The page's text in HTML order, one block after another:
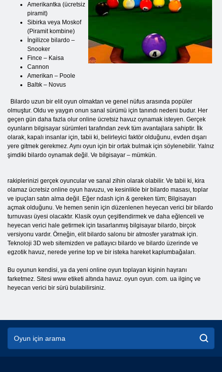
Amerikantka (ücretsiz
piramit)
Sibirka veya Moskof
(Piramit kombine)
İngilizce bilardo –
Snooker
Fince – Kaisa
Cannon
Amerikan – Poole
Baltık – Novus
Bilardo uzun bir elit oyun olmaktan ve genel nüfus arasında popüler
olmuştur. Oldu ve yaygın onun sanal sürümü için tanındı nedeni budur. Her
geçen gün daha fazla olur online ücretsiz havuz oynamak isteyen. Gerçek
oyunların bilgisayar sürümleri tarafından zevk tüm avantajlara sahiptir. İlk
olarak, kapalı insanlar için, tabii ki, belirleyici faktör olduğunu, evden dışarı
yere gitmek gerekmez. Aynı oyun için bir ortak bulmak için söylenebilir. Yalnız
şimdiki bilardo oynamak değil. Ve bilgisayar – mümkün.
rakiplerinizi gerçek oyuncular ve sanal zihin olarak olabilir. Ve tabii ki, kira
olamaz ücretsiz online oyun havuzu, ve kesinlikle bir bilardo masası, toplar
ve ipuçları satın alma değil. Eğer ndash için & gereken tüm; Bilgisayarı
açmak olduğunu. Ve hemen senin için düzenlenen heyecan verici bir bilardo
turnuvası üyesi olacaktır. Klasik oyun çeşitlendirmek ve daha eğlenceli ve
heyecan verici hale getirmek için tasarlanmış bilgisayar bilardo, birçok
versiyonu vardır. Örneğin, elit bilardo salonu bir atmosfer yaratmak için.
Teknoloji 3D web sitemizden ve patlayıcı bilardo ve bilardo üzerinde ve
egzotik havuz, nerede yerine top ve bir isteka hareket kaplumbağaları.
Bu oyunun kendisi, ya da yeni online oyun toplayan kişinin hayranı
farketmez. Sitesi www etiketi altında havuz. oyun oyun. com. ua ilginç ve
heyecan verici bir sürü bulabilirsiniz.